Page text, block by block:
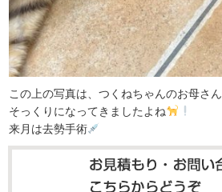
この上の写真は、つくねちゃんのお母さん
そっくりになってきましたよね
来月は去勢手術